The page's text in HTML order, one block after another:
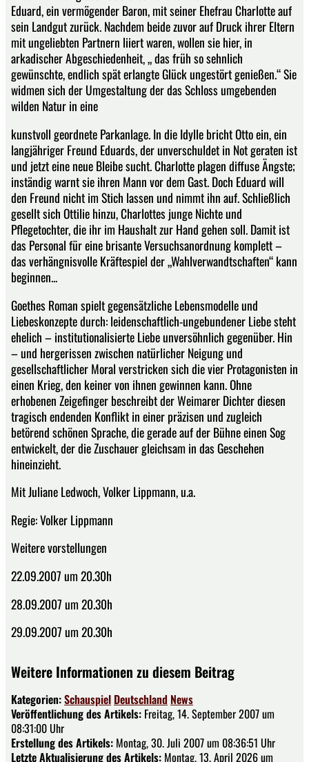
Eduard, ein vermögender Baron, mit seiner Ehefrau Charlotte auf
sein Landgut zurück. Nachdem beide zuvor auf Druck ihrer Eltern
mit ungeliebten Partnern liiert waren, wollen sie hier, in
arkadischer Abgeschiedenheit, „ das früh so sehnlich
gewünschte, endlich spät erlangte Glück ungestört genießen.“ Sie
widmen sich der Umgestaltung der das Schloss umgebenden
wilden Natur in eine
kunstvoll geordnete Parkanlage. In die Idylle bricht Otto ein, ein
langjähriger Freund Eduards, der unverschuldet in Not geraten ist
und jetzt eine neue Bleibe sucht. Charlotte plagen diffuse Ängste;
inständig warnt sie ihren Mann vor dem Gast. Doch Eduard will
den Freund nicht im Stich lassen und nimmt ihn auf. Schließlich
gesellt sich Ottilie hinzu, Charlottes junge Nichte und
Pflegetochter, die ihr im Haushalt zur Hand gehen soll. Damit ist
das Personal für eine brisante Versuchsanordnung komplett –
das verhängnisvolle Kräftespiel der „Wahlverwandtschaften“ kann
beginnen...
Goethes Roman spielt gegensätzliche Lebensmodelle und
Liebeskonzepte durch: leidenschaftlich-ungebundener Liebe steht
ehelich – institutionalisierte Liebe unversöhnlich gegenüber. Hin
– und hergerissen zwischen natürlicher Neigung und
gesellschaftlicher Moral verstricken sich die vier Protagonisten in
einen Krieg, den keiner von ihnen gewinnen kann. Ohne
erhobenen Zeigefinger beschreibt der Weimarer Dichter diesen
tragisch endenden Konflikt in einer präzisen und zugleich
betörend schönen Sprache, die gerade auf der Bühne einen Sog
entwickelt, der die Zuschauer gleichsam in das Geschehen
hineinzieht.
Mit Juliane Ledwoch, Volker Lippmann, u.a.
Regie: Volker Lippmann
Weitere vorstellungen
22.09.2007 um 20.30h
28.09.2007 um 20.30h
29.09.2007 um 20.30h
Weitere Informationen zu diesem Beitrag
Kategorien:Schauspiel Deutschland News
Veröffentlichung des Artikels: Freitag, 14. September 2007 um
08:31:00 Uhr
Erstellung des Artikels: Montag, 30. Juli 2007 um 08:36:51 Uhr
Letzte Aktualisierung des Artikels: Montag, 13. April 2026 um